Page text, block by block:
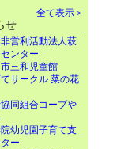
全て表示＞
せ
営利活動法人萩
ンター
三和児童館
サークル 菜の花
同組合コープや
幼児園子育て支
ー